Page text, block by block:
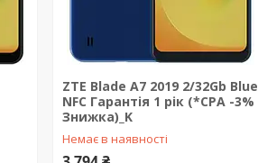
ZTE Blade A7 2019 2/32Gb Blue
NFC Гарантія 1 рік (*CPA -3%
Знижка)_K
Немає в наявності